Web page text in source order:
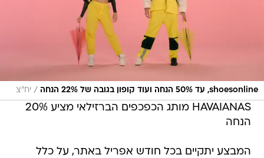
shoesonline, עד 50% הנחה ועוד קופון בגובה של 22% הנחה / יח"צ
HAVAIANAS מותג הכפכפים הברזילאי מציע 20%
הנחה
המבצע יתקיים בכל חודש אפריל באתר, על כלל